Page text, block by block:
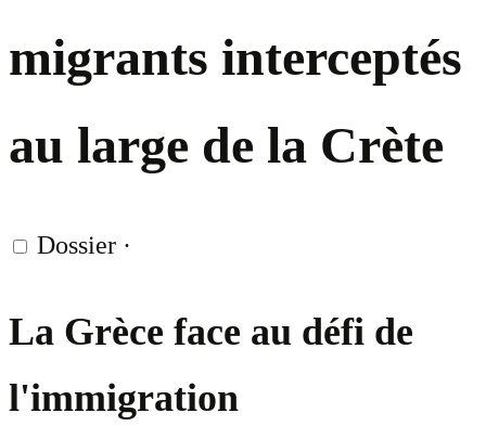
migrants interceptés
au large de la Crète
Dossier ·
La Grèce face au défi de
l'immigration